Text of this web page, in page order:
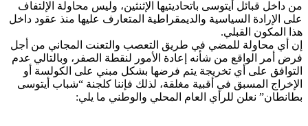
من داخل قبائل أيتوسى باتحاديتيها الإثنثين، وليس محاولة الإلتفاف
على الإرادة السياسية والديمقراطية المتعارف عليها منذ عقود داخل
هذا المكون القبلي.
إن أي محاولة للمضي في طريق التعصب والتعنت المجاني من أجل
فرض أمر الواقع من شأنه إعادة الأمور لنقطة الصفر، وبالتالي عدم
التوافق على أي تخريجة يتم فرضها بشكل مبني على الكولسة أو
الإخراج المسبق في أقبية مغلقة، لذلك فإننا كلجنة “شباب أيتوسى
بطانطان” نعلن للرأي العام المحلي والوطني ما يلي: